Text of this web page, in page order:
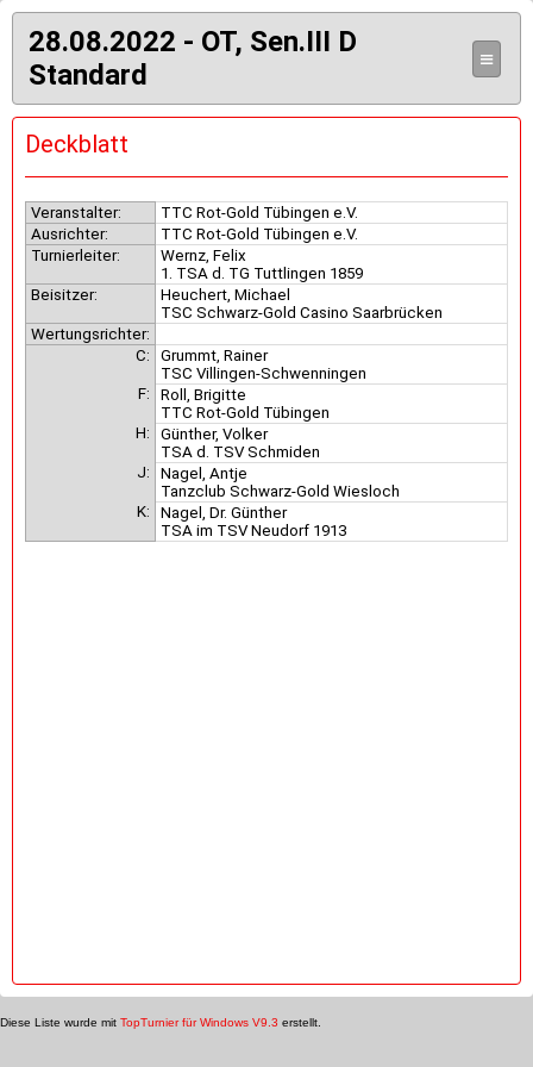
28.08.2022 - OT, Sen.III D
Standard
≡
Deckblatt
Veranstalter:
TTC Rot-Gold Tübingen e.V.
Ausrichter:
TTC Rot-Gold Tübingen e.V.
Turnierleiter:
Wernz, Felix
1. TSA d. TG Tuttlingen 1859
Beisitzer:
Heuchert, Michael
TSC Schwarz-Gold Casino Saarbrücken
Wertungsrichter:
C:
Grummt, Rainer
TSC Villingen-Schwenningen
F:
Roll, Brigitte
TTC Rot-Gold Tübingen
H:
Günther, Volker
TSA d. TSV Schmiden
J:
Nagel, Antje
Tanzclub Schwarz-Gold Wiesloch
K:
Nagel, Dr. Günther
TSA im TSV Neudorf 1913
Diese Liste wurde mit TopTurnier für Windows V9.3 erstellt.